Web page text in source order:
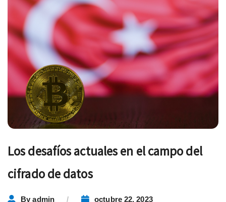
Los desafíos actuales en el campo del
cifrado de datos
Byadmin octubre 22, 2023